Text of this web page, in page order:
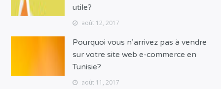
utile?
août 12, 2017
Pourquoi vous n’arrivez pas à vendre
sur votre site web e-commerce en
Tunisie?
août 11, 2017